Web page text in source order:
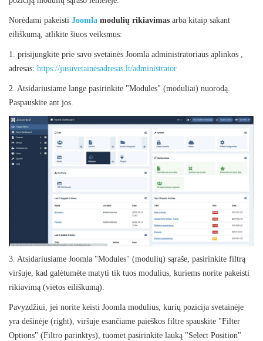
Norėdami pakeisti Joomla modulių rikiavimas arba kitaip sakant
eiliškumą, atlikite šiuos veiksmus:
1. prisijungkite prie savo svetainės Joomla administratoriaus aplinkos ,
adresas: https://jusuvetainėsadresas.lt/administrator
2. Atsidariusiame lange pasirinkite "Modules" (moduliai) nuorodą.
Paspauskite ant jos.
3. Atsidariusiame Joomla "Modules" (modulių) sąraše, pasirinkite filtrą
viršuje, kad galėtumėte matyti tik tuos modulius, kuriems norite pakeisti
rikiavimą (vietos eiliškumą).
Pavyzdžiui, jei norite keisti Joomla modulius, kurių pozicija svetainėje
yra dešinėje (right), viršuje esančiame paieškos filtre spauskite "Filter
Options" (Filtro parinktys), tuomet pasirinkite lauką "Select Position"